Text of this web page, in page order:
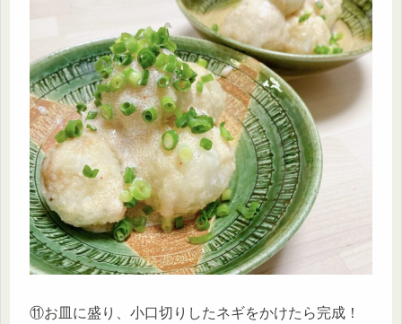
⑪お皿に盛り、小口切りしたネギをかけたら完成！